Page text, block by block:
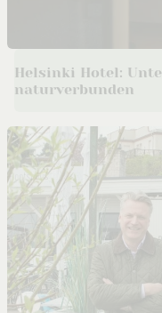
Helsinki Hotel:
naturverbunden